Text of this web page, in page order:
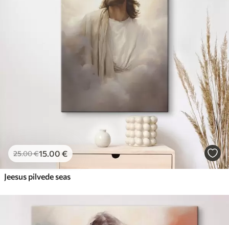
25.00€15.00 €
Jeesus pilvede seas